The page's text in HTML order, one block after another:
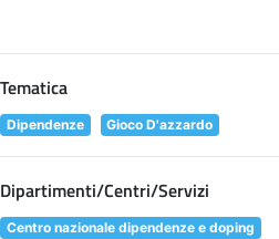
Tematica
Dipendenze Gioco D'azzardo
Dipartimenti/Centri/Servizi
Centro nazionale dipendenze e doping